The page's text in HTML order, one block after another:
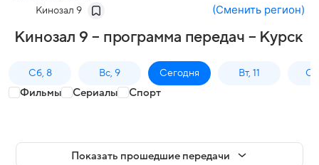
Кинозал 9 (Сменить регион)
Кинозал 9 – программа передач – Курск
Сб, 8 Вс, 9 Сегодня Вт, 11
Фильмы Сериалы Спорт
Показать прошедшие передачи